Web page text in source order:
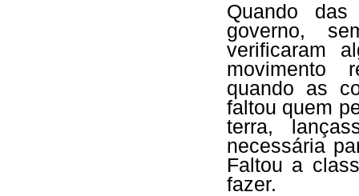
Quando
governo,
verificaram
movimento
quando as
faltou quem
terra,
necessária
Faltou a
fazer.